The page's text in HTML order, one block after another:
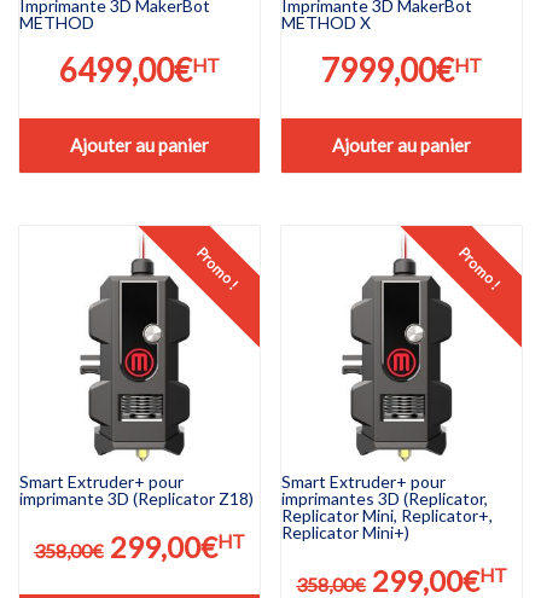
Imprimante 3D MakerBot
METHOD
6499,00€HT
Ajouter au panier
Imprimante 3D MakerBot
METHOD X
7999,00€HT
Ajouter au panier
Promo !
Smart Extruder+ pour
imprimante 3D (Replicator Z18)
358,00€ Le
299,00€Le
HT
Promo !
Smart Extruder+ pour
imprimantes 3D (Replicator,
Replicator Mini, Replicator+,
Replicator Mini+)
358,00€ Le
299,00€Le
HT